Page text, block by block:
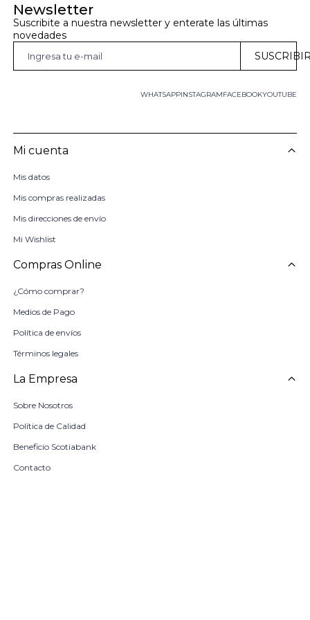
Newsletter
Suscribite a nuestra newsletter y enterate las últimas
novedades
WHATSAPP FACEBOOKYOUTUBE
INSTAGRAM
Mi cuenta
Mis datos
Mis compras realizadas
Mis direcciones de envío
Mi Wishlist
Compras Online
¿Cómo comprar?
Medios de Pago
Política de envíos
Términos legales
La Empresa
Sobre Nosotros
Política de Calidad
Beneficio Scotiabank
Contacto